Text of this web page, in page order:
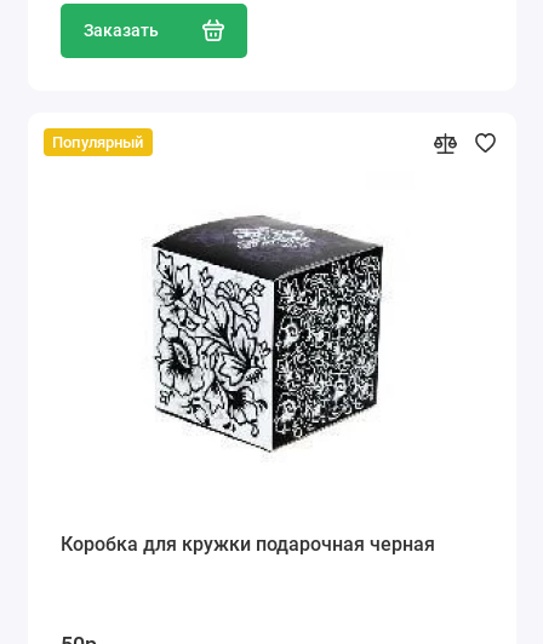
Заказать
Популярный
Коробка для кружки подарочная черная